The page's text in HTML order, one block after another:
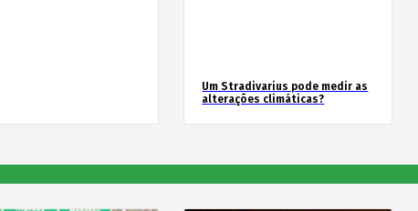
Um Stradivarius pode medir as
alterações climáticas?